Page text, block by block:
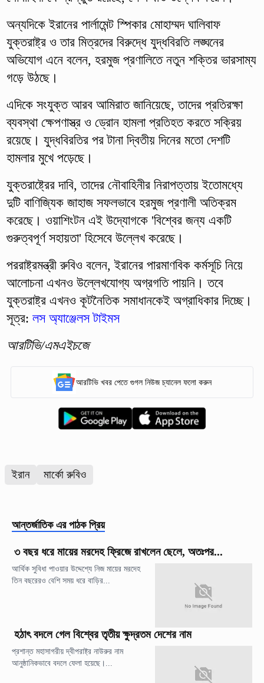
অন্যদিকে ইরানের পার্লামেন্ট স্পিকার মোহাম্মদ ঘালিবাফ
যুক্তরাষ্ট্র ও তার মিত্রদের বিরুদ্ধে যুদ্ধবিরতি লঙ্ঘনের
অভিযোগ এনে বলেন, হরমুজ প্রণালিতে নতুন শক্তির ভারসাম্য
গড়ে উঠছে।
এদিকে সংযুক্ত আরব আমিরাত জানিয়েছে, তাদের প্রতিরক্ষা
ব্যবস্থা ক্ষেপণাস্ত্র ও ড্রোন হামলা প্রতিহত করতে সক্রিয়
রয়েছে। যুদ্ধবিরতির পর টানা দ্বিতীয় দিনের মতো দেশটি
হামলার মুখে পড়েছে।
যুক্তরাষ্ট্রের দাবি, তাদের নৌবাহিনীর নিরাপত্তায় ইতোমধ্যে
দুটি বাণিজ্যিক জাহাজ সফলভাবে হরমুজ প্রণালী অতিক্রম
করেছে। ওয়াশিংটন এই উদ্যোগকে 'বিশ্বের জন্য একটি
গুরুত্বপূর্ণ সহায়তা' হিসেবে উল্লেখ করেছে।
পররাষ্ট্রমন্ত্রী রুবিও বলেন, ইরানের পারমাণবিক কর্মসূচি নিয়ে
আলোচনা এখনও উল্লেখযোগ্য অগ্রগতি পায়নি। তবে
যুক্তরাষ্ট্র এখনও কূটনৈতিক সমাধানকেই অগ্রাধিকার দিচ্ছে।
সূত্র: লস অ্যাঞ্জেলস টাইমস
আরটিভি/এমএইচজে
আরটিভি খবর পেতে গুগল নিউজ চ্যানেল ফলো করুন
ইরান মার্কো রুবিও
আন্তর্জাতিক এর পাঠক প্রিয়
৩ বছর ধরে মায়ের মরদেহ ফ্রিজে রাখলেন ছেলে, অতঃপর...
আর্থিক সুবিধা পাওয়ার উদ্দেশ্যে নিজ মায়ের মরদেহ
তিন বছরেরও বেশি সময় ধরে বাড়ির...
হঠাৎ বদলে গেল বিশ্বের তৃতীয় ক্ষুদ্রতম দেশের নাম
প্রশান্ত মহাসাগরীয় দ্বীপরাষ্ট্র নাউরুর নাম
আনুষ্ঠানিকভাবে বদলে ফেলা হয়েছে।...